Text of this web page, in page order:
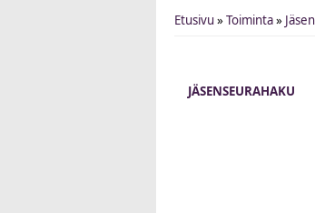
Etusivu»Toiminta»
JÄSENSEURAHAKU